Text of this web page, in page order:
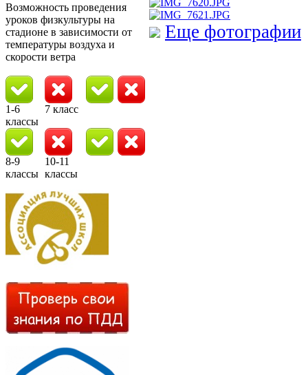
Возможность проведения
уроков физкультуры на
стадионе в зависимости от
температуры воздуха и
скорости ветра
1-6
классы
7 класс
8-9
классы
10-11
классы
Еще фотографии